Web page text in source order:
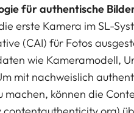
für authentische
erste Kamera im SL-
(CAI) für Fotos
wie Kameramodell,
mit nachweislich
machen, können die